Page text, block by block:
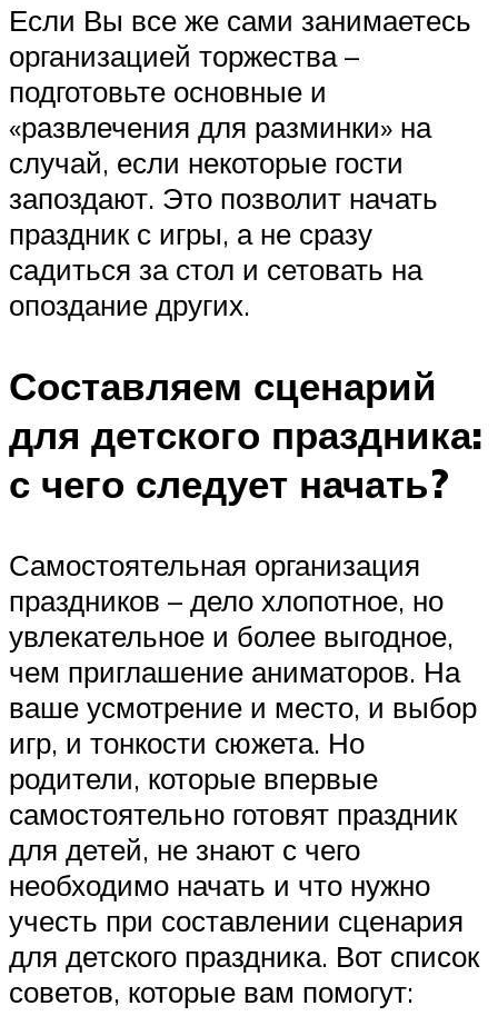
Если Вы все же сами занимаетесь
организацией торжества –
подготовьте основные и
«развлечения для разминки» на
случай, если некоторые гости
запоздают. Это позволит начать
праздник с игры, а не сразу
садиться за стол и сетовать на
опоздание других.
Составляем сценарий
для детского праздника:
с чего следует начать?
Самостоятельная организация
праздников – дело хлопотное, но
увлекательное и более выгодное,
чем приглашение аниматоров. На
ваше усмотрение и место, и выбор
игр, и тонкости сюжета. Но
родители, которые впервые
самостоятельно готовят праздник
для детей, не знают с чего
необходимо начать и что нужно
учесть при составлении сценария
для детского праздника. Вот список
советов, которые вам помогут: